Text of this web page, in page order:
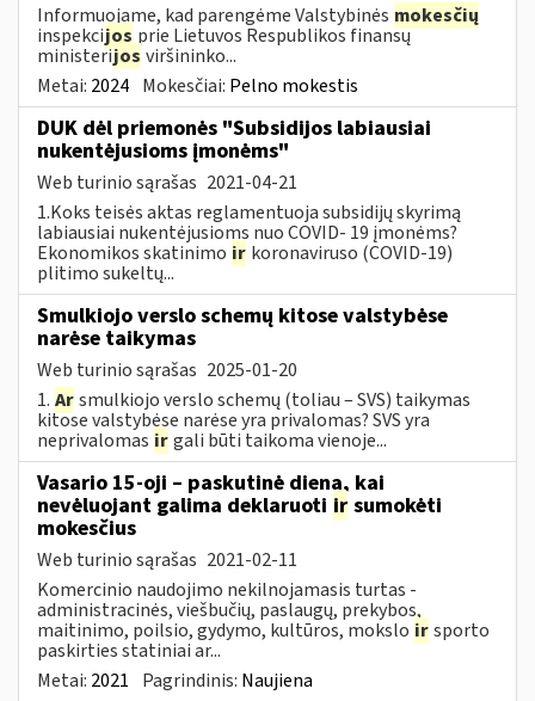
Informuojame, kad parengėme Valstybinės mokesčių
inspekcijos prie Lietuvos Respublikos finansų
ministerijos viršininko...
Metai: 2024 Mokesčiai: Pelno mokestis
DUK dėl priemonės "Subsidijos labiausiai
nukentėjusioms įmonėms"
Web turinio sąrašas 2021-04-21
1.Koks teisės aktas reglamentuoja subsidijų skyrimą
labiausiai nukentėjusioms nuo COVID- 19 įmonėms?
Ekonomikos skatinimo ir koronaviruso (COVID-19)
plitimo sukeltų...
Smulkiojo verslo schemų kitose valstybėse
narėse taikymas
Web turinio sąrašas 2025-01-20
1. Arsmulkiojo verslo schemų (toliau – SVS) taikymas
kitose valstybėse narėse yra privalomas? SVS yra
neprivalomas irgali būti taikoma vienoje...
Vasario 15-oji – paskutinė diena, kai
nevėluojant galima deklaruoti ir sumokėti
mokesčius
Web turinio sąrašas 2021-02-11
Komercinio naudojimo nekilnojamasis turtas -
administracinės, viešbučių, paslaugų, prekybos,
maitinimo, poilsio, gydymo, kultūros, mokslo irsporto
paskirties statiniai ar...
Metai: 2021 Pagrindinis: Naujiena